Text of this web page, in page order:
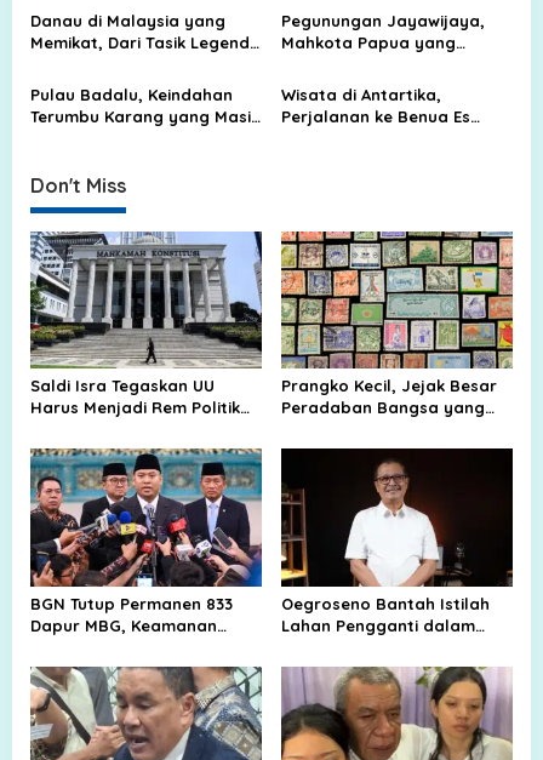
t
o
Peradaban Kuno
Keluarga
Danau di Malaysia yang
Memikat, Dari Tasik Legenda
Hutan
Pegunungan Jayawijaya,
Mahkota Papua yang
Cerita Alam
Pulau Badalu, Keindahan
Terumbu Karang yang Masih
Wisata di Antartika,
Perjalanan ke Benua Es
Don't Miss
Saldi Isra Tegaskan UU
Harus Menjadi Rem Politik
Prangko Kecil, Jejak Besar
Peradaban Bangsa yang
BGN Tutup Permanen 833
Dapur MBG, Keamanan
Oegroseno Bantah Istilah
Lahan Pengganti dalam